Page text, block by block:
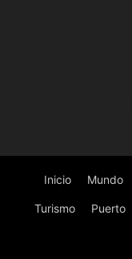
Inicio Mundo
Turismo Puerto